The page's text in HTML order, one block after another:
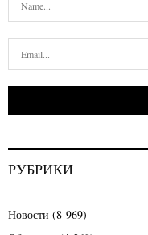
РУБРИКИ
Новости (8 969)